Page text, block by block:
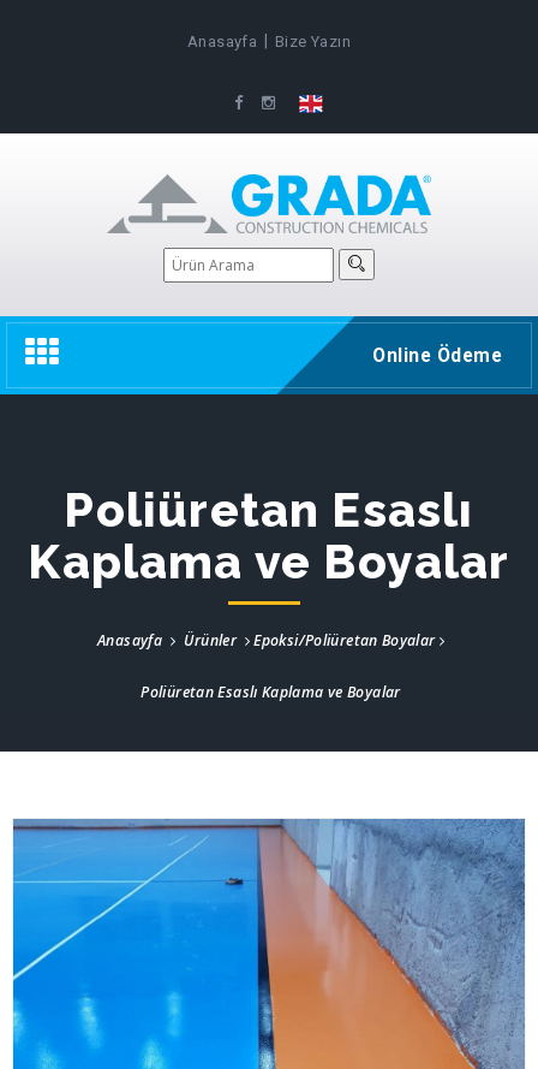
Anasayfa Bize Yazın
Toggle
navigation
Online Ödeme
Poliüretan Esaslı
Kaplama ve Boyalar
Anasayfa Ürünler Epoksi/Poliüretan Boyalar
Poliüretan Esaslı Kaplama ve Boyalar